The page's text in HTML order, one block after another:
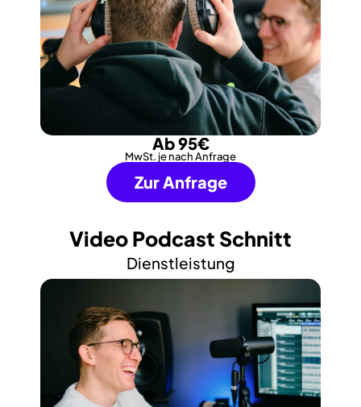
Ab 95€
MwSt. je nach Anfrage
Zur Anfrage
Video Podcast Schnitt
Dienstleistung